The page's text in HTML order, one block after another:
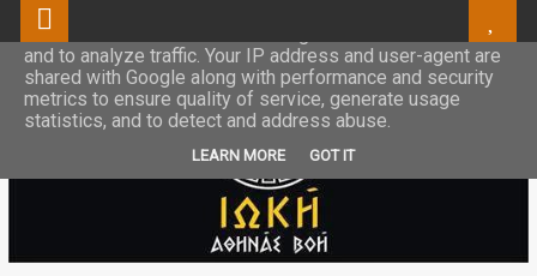
This site uses cookies from Google to deliver its services
and to analyze traffic. Your IP address and user-agent are
shared with Google along with performance and security
metrics to ensure quality of service, generate usage
statistics, and to detect and address abuse.
LEARN MORE GOT IT